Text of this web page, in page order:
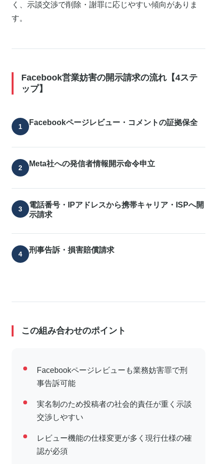
く、示談交渉で削除・謝罪に応じやすい傾向がありま
す。
Facebook営業妨害の開示請求の流れ【4ステ
ップ】
Facebookページレビュー・コメントの証拠保全
Meta社への発信者情報開示命令申立
電話番号・IPアドレスから携帯キャリア・ISPへ開
示請求
刑事告訴・損害賠償請求
この組み合わせのポイント
Facebookページレビューも業務妨害罪で刑
事告訴可能
実名制のため投稿者の社会的責任が重く示談
交渉しやすい
レビュー機能の仕様変更が多く現行仕様の確
認が必須